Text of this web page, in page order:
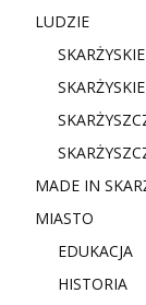
LUDZIE
MADE IN
MIASTO
EDUKACJA
HISTORIA